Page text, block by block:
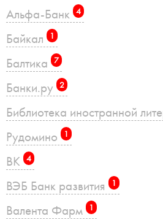
Альфа-Банк 4
Байкал 1
Балтика 7
Банки.ру 2
Библиотека иностранной
Рудомино
1
ВК 4
ВЭБ Банк развития 1
Валента Фарм 1